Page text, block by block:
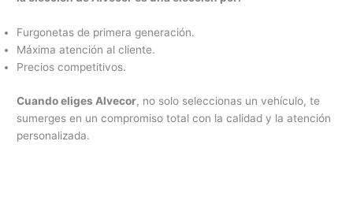
Furgonetas de primera generación.
Máxima atención al cliente.
Precios competitivos.
Cuando eliges Alvecor, no solo seleccionas un vehículo, te
sumerges en un compromiso total con la calidad y la atención
personalizada.